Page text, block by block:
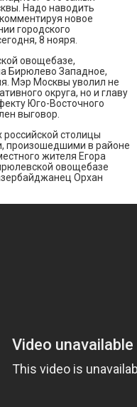
Надо наводить
новое
городского
8 нояря.
овощебазе,
Бирюлево Западное,
Мэр Москвы уволил не
округа, но и главу
Юго-Восточного
выговор.
столицы
произошедшими в районе
жителя Егора
овощебазе
Орхан